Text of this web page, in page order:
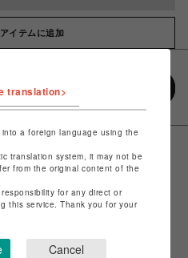
イテムに追加
translation>
a foreign language using the
translation system, it may not be
from the original content of the
for any direct or
this service. Thank you for your
Cancel